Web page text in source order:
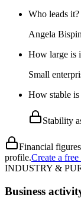
Who leads it?
Angela
How large is
Small
How stable is
Stability
Financial
profile.Create a
INDUSTRY &
Business